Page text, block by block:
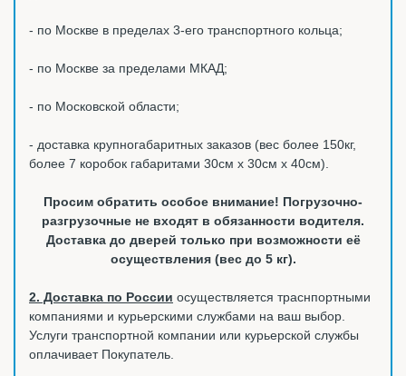
- по Москве в пределах 3-его транспортного кольца;
- по Москве за пределами МКАД;
- по Московской области;
- доставка крупногабаритных заказов (вес более 150кг,
более 7 коробок габаритами 30см х 30см х 40см).
Просим обратить особое внимание! Погрузочно-
разгрузочные не входят в обязанности водителя.
Доставка до дверей только при возможности её
осуществления (вес до 5 кг).
2. Доставка по России осуществляется траснпортными
компаниями и курьерскими службами на ваш выбор.
Услуги транспортной компании или курьерской службы
оплачивает Покупатель.